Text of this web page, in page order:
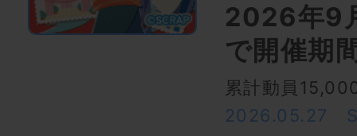
2026年9
で開催期
累計動員
2026.05.27